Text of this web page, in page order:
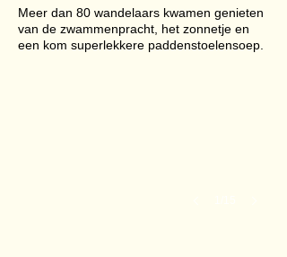
Meer dan 80 wandelaars kwamen genieten
van de zwammenpracht, het zonnetje en
een kom superlekkere paddenstoelensoep.
Paddenstoel Gezocht Lode